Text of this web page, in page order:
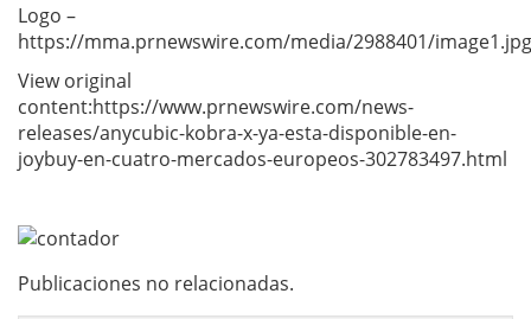
Logo –
https://mma.prnewswire.com/media/2988401/image1.jpg
View original
content:https://www.prnewswire.com/news-
releases/anycubic-kobra-x-ya-esta-disponible-en-
joybuy-en-cuatro-mercados-europeos-302783497.html
Publicaciones no relacionadas.